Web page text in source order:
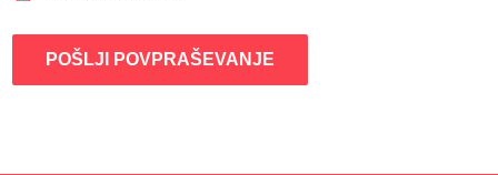
POŠLJI POVPRAŠEVANJE